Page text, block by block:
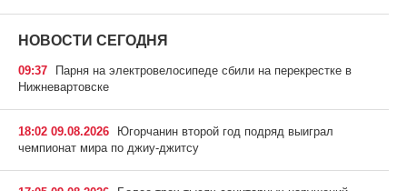
НОВОСТИ СЕГОДНЯ
09:37
Парня на электровелосипеде сбили на перекрестке в
Нижневартовске
18:02 09.08.2026
Югорчанин второй год подряд выиграл
чемпионат мира по джиу-джитсу